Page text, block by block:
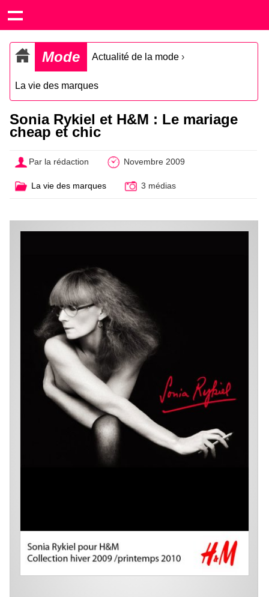
Mode Actualité de la mode ›
La vie des marques
Sonia Rykiel et H&M : Le mariage
cheap et chic
Par la rédaction Novembre 2009
La vie des marques 3 médias